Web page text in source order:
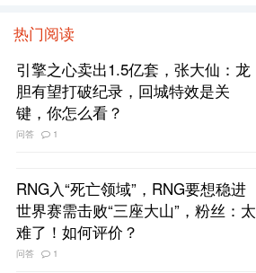
热门阅读
引擎之心卖出1.5亿套，张大仙：龙
胆有望打破纪录，回城特效是关
键，你怎么看？
问答 1
RNG入“死亡领域”，RNG要想稳进
世界赛需击败“三座大山”，粉丝：太
难了！如何评价？
问答 1